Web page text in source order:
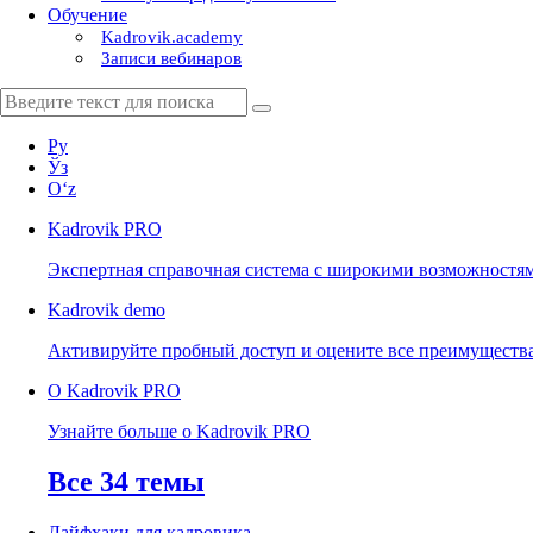
Обучение
Kadrovik.academy
Записи вебинаров
Ру
Ўз
Oʻz
Kadrovik PRO
Экспертная справочная система с широкими
Kadrovik demo
Активируйте пробный доступ и оцените все
О Kadrovik PRO
Узнайте больше о Kadrovik PRO
Все 34 темы